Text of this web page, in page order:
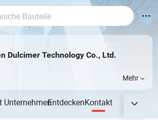
Dulcimer Technology Co., Ltd.
Mehr
UnternehmenEntdeckenKontakt